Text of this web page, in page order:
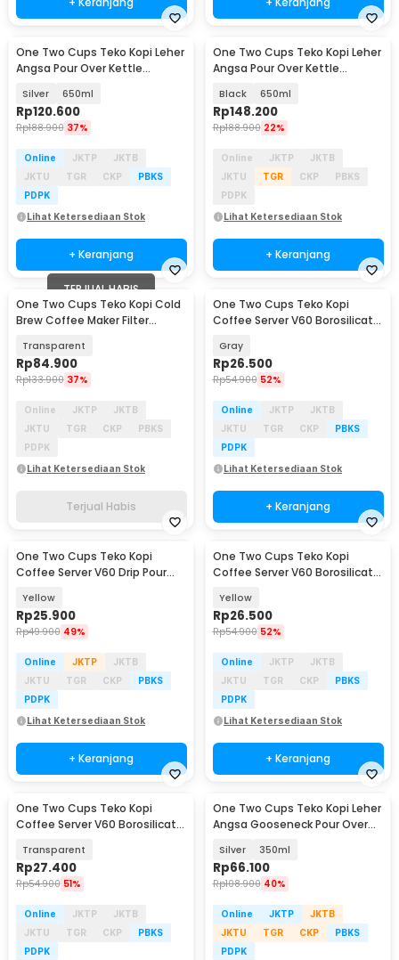
One Two Cups Teko Kopi Leher
Angsa Pour Over Kettle
Silver 650ml
Rp120.600
Rp188.900 37%
Online JKTP
JKTB
JKTU
TGR CKP
PBKS
PDPK
Lihat Ketersediaan Stok
+ Keranjang
One Two Cups Teko Kopi Leher
Angsa Pour Over Kettle
Black 650ml
Rp148.200
Rp188.900 22%
Online JKTP
JKTB
JKTU
TGR CKP
PBKS
PDPK
Lihat Ketersediaan Stok
+ Keranjang
TERJUAL HABIS
One Two Cups Teko Kopi Cold
Brew Coffee Maker Filter
Transparent
Rp84.900
Rp133.900 37%
Online JKTP
JKTB
JKTU
TGR CKP
PBKS
PDPK
Lihat Ketersediaan Stok
Terjual Habis
One Two Cups Teko Kopi
Coffee Server V60 Borosilicate
Gray
Rp26.500
Rp54.900 52%
Online JKTP
JKTB
JKTU
TGR CKP
PBKS
PDPK
Lihat Ketersediaan Stok
+ Keranjang
One Two Cups Teko Kopi
Coffee Server V60 Drip Pour
Yellow
Rp25.900
Rp49.900 49%
Online JKTP
JKTB
JKTU
TGR CKP
PBKS
PDPK
Lihat Ketersediaan Stok
+ Keranjang
One Two Cups Teko Kopi
Coffee Server V60 Borosilicate
Yellow
Rp26.500
Rp54.900 52%
Online JKTP
JKTB
JKTU
TGR CKP
PBKS
PDPK
Lihat Ketersediaan Stok
+ Keranjang
One Two Cups Teko Kopi
Coffee Server V60 Borosilicate
Transparent
Rp27.400
Rp54.900 51%
Online JKTP
JKTB
JKTU
TGR CKP
PBKS
PDPK
One Two Cups Teko Kopi Leher
Angsa Gooseneck Pour Over
Silver 350ml
Rp66.100
Rp108.900 40%
Online JKTP
JKTB
JKTU
TGR CKP
PBKS
PDPK